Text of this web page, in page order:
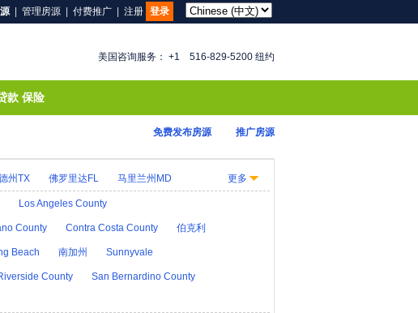
管理房源 付费推广 注册 登录
美国咨询服务： +1 516-829-5200 纽约
款 保险
免费发布房源 推广房源
州TX 佛罗里达FL 马里兰州MD
肯塔基KY 路易斯安那LA
MO 蒙大纳MT 内布拉斯加州NE
北达科他ND 俄亥俄州OH
田纳西TN 华盛顿 D.C. 犹他州UT
更多
Los Angeles County
County Contra Costa County 伯克利
Beach 南加州 Sunnyvale
County
San Bernardino County